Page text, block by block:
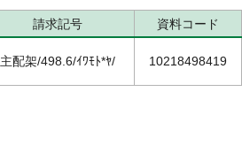
請求記号 資料コード
主配架/498.6/ｲﾜﾓﾄ*ﾔ/ 10218498419